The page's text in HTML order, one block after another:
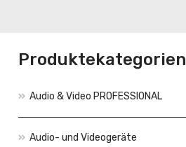
Produktekategorien
Audio & Video PROFESSIONAL
Audio- und Videogeräte